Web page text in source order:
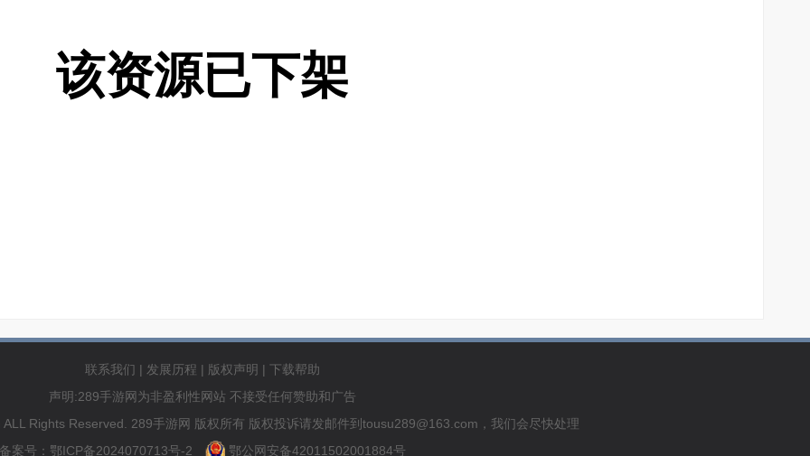
该资源已下架
联系我们 | 发展历程 | 版权声明 | 下载帮助
声明:289手游网为非盈利性网站 不接受任何赞助和广告
Rights Reserved. 289手游网 版权所有 版权投诉请发邮件到tousu289@163.com，我们会尽快处理
备案号：鄂ICP备2024070713号-2
鄂公网安备42011502001884号